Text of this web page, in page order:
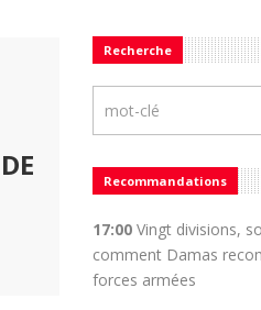
Recherche
Recommandations
17:00Vingt divisions,
comment Damas
forces armées